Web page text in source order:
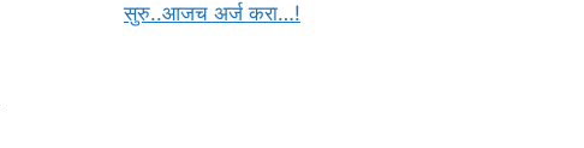
सुरु..आजच अर्ज करा…!